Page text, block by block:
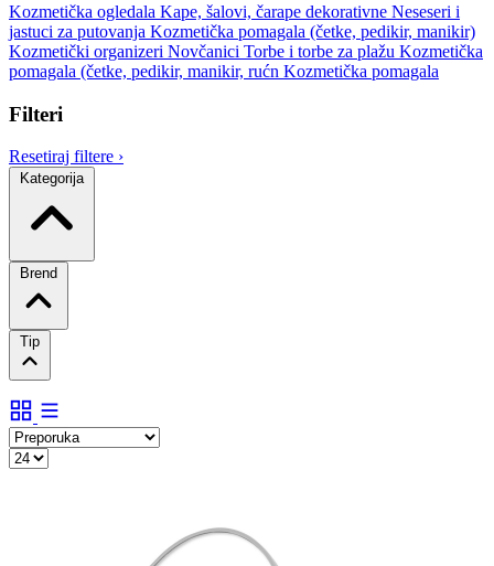
Kozmetička ogledala Kape, šalovi, čarape dekorativne Neseseri i
jastuci za putovanja Kozmetička pomagala (četke, pedikir, manikir)
Kozmetički organizeri Novčanici Torbe i torbe za plažu Kozmetička
pomagala (četke, pedikir, manikir, rućn Kozmetička pomagala
Filteri
Resetiraj filtere ›
Kategorija
Brend
Tip